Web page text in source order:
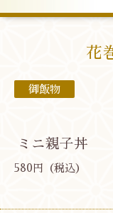
花
御飯物
ミニ親子丼
580円（税込）